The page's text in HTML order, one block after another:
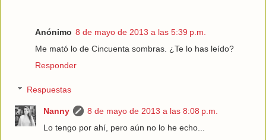
Anónimo 8 de mayo de 2013 a las 5:39 p.m.
Me mató lo de Cincuenta sombras. ¿Te lo has leído?
Responder
Respuestas
Nanny
8 de mayo de 2013 a las 8:08 p.m.
Lo tengo por ahí, pero aún no lo he echo...